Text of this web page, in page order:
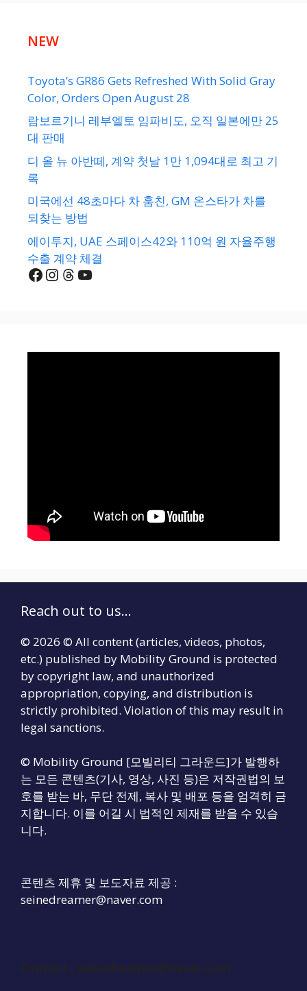
NEW
Toyota’s GR86 Gets Refreshed With Solid Gray
Color, Orders Open August 28
람보르기니 레부엘토 임파비도, 오직 일본에만 25
대 판매
디 올 뉴 아반떼, 계약 첫날 1만 1,094대로 최고 기
록
미국에선 48초마다 차 훔친, GM 온스타가 차를
되찾는 방법
에이투지, UAE 스페이스42와 110억 원 자율주행
수출 계약 체결
Facebook
Instagram
Threads
YouTube
Reach out to us...
© 2026 © All content (articles, videos, photos,
etc.) published by Mobility Ground is protected
by copyright law, and unauthorized
appropriation, copying, and distribution is
strictly prohibited. Violation of this may result in
legal sanctions.
© Mobility Ground [모빌리티 그라운드]가 발행하
는 모든 콘텐츠(기사, 영상, 사진 등)은 저작권법의 보
호를 받는 바, 무단 전제, 복사 및 배포 등을 엄격히 금
지합니다. 이를 어길 시 법적인 제재를 받을 수 있습
니다.
콘텐츠 제휴 및 보도자료 제공 :
seinedreamer@naver.com
Contact : seinedreamer@naver.com